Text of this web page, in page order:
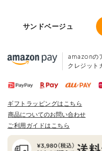
サンドベージュ
amazonの
クレジット
ギフトラッピングはこちら
商品についてのお問い合わせ
ご利用ガイドはこちら